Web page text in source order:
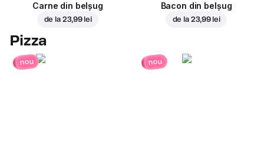
Carne din belșug
de la 23,99 lei
Bacon din belșug
de la 23,99 lei
Pizza
nou nou